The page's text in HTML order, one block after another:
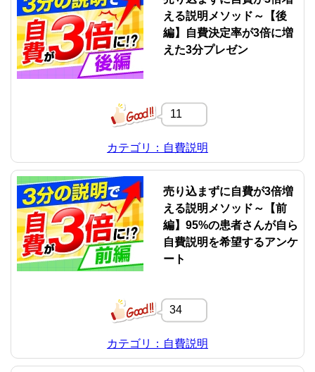
える説明メソッド～【後
編】自費決定率が3倍に増
えた3分プレゼン
11
カテゴリ：自費説明
売り込まずに自費が3倍増
える説明メソッド～【前
編】95%の患者さんが自ら
自費説明を希望するアンケ
ート
34
カテゴリ：自費説明